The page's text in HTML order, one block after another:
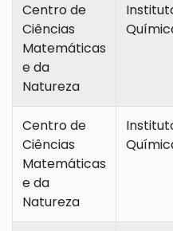
Centro de
Ciências
Matemáticas
e da
Natureza
Centro de
Ciências
Matemáticas
e da
Natureza